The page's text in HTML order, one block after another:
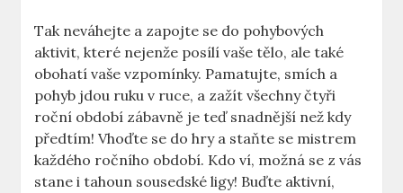
Tak neváhejte a zapojte se do pohybových
aktivit, které nejenže posílí vaše tělo, ale také
obohatí vaše vzpomínky. Pamatujte, smích a
pohyb jdou ruku v ruce, a zažít všechny čtyři
roční období zábavně je teď snadnější než kdy
předtím! Vhoďte se do hry a staňte se mistrem
každého ročního období. Kdo ví, možná se z vás
stane i tahoun sousedské ligy! Buďte aktivní,